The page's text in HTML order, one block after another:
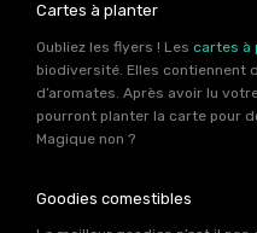
Cartes à planter
Oubliez les flyers ! Les cartes à
biodiversité. Elles contiennent
d’aromates. Après avoir lu
pourront planter la carte pour
Magique non ?
Goodies comestibles